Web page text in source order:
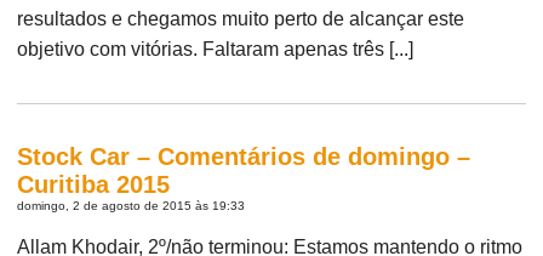
resultados e chegamos muito perto de alcançar este
objetivo com vitórias. Faltaram apenas três [...]
Stock Car – Comentários de domingo –
Curitiba 2015
domingo, 2 de agosto de 2015 às 19:33
Allam Khodair, 2º/não terminou: Estamos mantendo o ritmo